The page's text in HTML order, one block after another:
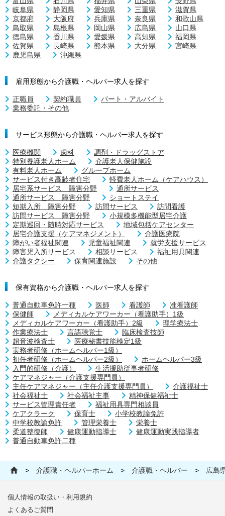
岐阜県
静岡県 愛知県 三重県
滋賀県
京都府
大阪府 兵庫県 奈良県
和歌山県
鳥取県
島根県 岡山県 広島県
山口県
徳島県
香川県 愛媛県 高知県
福岡県
佐賀県
長崎県 熊本県 大分県
宮崎県
鹿児島県
沖縄県
雇用形態から介護職・ヘルパー求人を探す
正職員 契約職員
パート・アルバイト
業務委託・その他
サービス形態から介護職・ヘルパー求人を探す
医療機関 歯科
調剤・ドラッグストア
特別養護老人ホーム
介護老人保健施設
有料老人ホーム
グループホーム
サービス付き高齢者住宅
軽費老人ホーム（ケアハウス）
居宅系サービス 障害分野
通所サービス
通所サービス 障害分野
ショートステイ
短期入所 障害分野
訪問サービス
訪問看護
訪問サービス 障害分野
小規模多機能型居宅介護
定期巡回・随時対応サービス
地域包括ケアセンター
居宅介護支援（ケアマネジメント）
介護医療院
障がい者福祉関連
児童福祉関連
就労支援サービス
障害児入所サービス
相談サービス
福祉用具関連
介護タクシー
保育関連施設 その他
保有資格から介護職・ヘルパー求人を探す
普通自動車免許一種 医師 看護師
准看護師
保健師
メディカルケアワーカー（看護助手）1級
メディカルケアワーカー（看護助手）2級
理学療法士
作業療法士
言語聴覚士
臨床検査技師
超音波検査士
医療秘書技能検定1級
実務者研修（ホームヘルパー1級）
初任者研修（ホームヘルパー2級）
ホームヘルパー3級
入門的研修（介護）
生活援助従事者研修
ケアマネジャー（介護支援専門員）
主任ケアマネジャー（主任介護支援専門員）
介護福祉士
社会福祉士
社会福祉主事
精神保健福祉士
サービス管理責任者
福祉用具専門相談員
ケアクラーク
保育士
小学校教諭免許
中学校教諭免許
管理栄養士
栄養士
柔道整復師
健康運動指導士
健康運動実践指導者
普通自動車免許二種
> 介護職・ヘルパーホーム > 介護職・ヘルパー > 広島
個人情報の取扱い・利用規約
よくあるご質問